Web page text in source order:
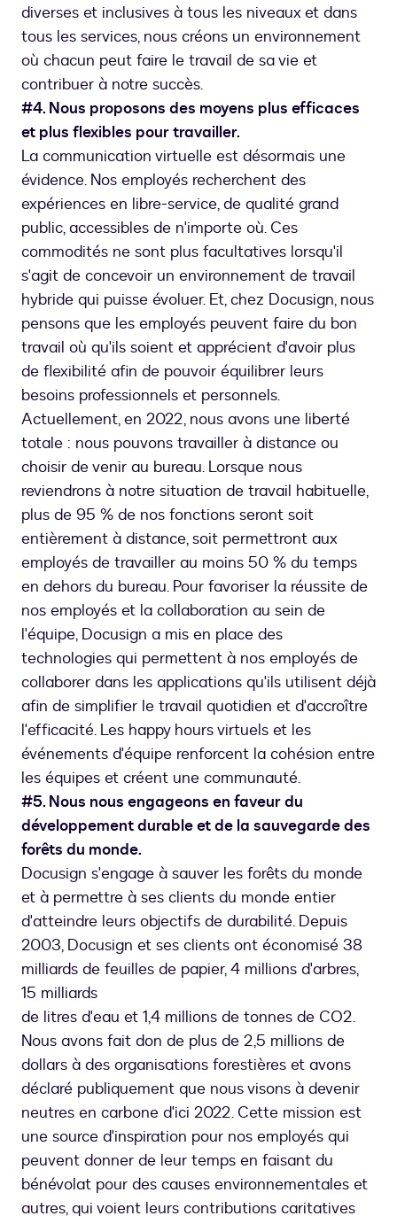
diverses et inclusives à tous les niveaux et dans
tous les services, nous créons un environnement
où chacun peut faire le travail de sa vie et
contribuer à notre succès.
#4. Nous proposons des moyens plus efficaces
et plus flexibles pour travailler.
La communication virtuelle est désormais une
évidence. Nos employés recherchent des
expériences en libre-service, de qualité grand
public, accessibles de n'importe où. Ces
commodités ne sont plus facultatives lorsqu'il
s'agit de concevoir un environnement de travail
hybride qui puisse évoluer. Et, chez Docusign, nous
pensons que les employés peuvent faire du bon
travail où qu'ils soient et apprécient d'avoir plus
de flexibilité afin de pouvoir équilibrer leurs
besoins professionnels et personnels.
Actuellement, en 2022, nous avons une liberté
totale : nous pouvons travailler à distance ou
choisir de venir au bureau. Lorsque nous
reviendrons à notre situation de travail habituelle,
plus de 95 % de nos fonctions seront soit
entièrement à distance, soit permettront aux
employés de travailler au moins 50 % du temps
en dehors du bureau. Pour favoriser la réussite de
nos employés et la collaboration au sein de
l'équipe, Docusign a mis en place des
technologies qui permettent à nos employés de
collaborer dans les applications qu'ils utilisent déjà
afin de simplifier le travail quotidien et d'accroître
l'efficacité. Les happy hours virtuels et les
événements d'équipe renforcent la cohésion entre
les équipes et créent une communauté.
#5. Nous nous engageons en faveur du
développement durable et de la sauvegarde des
forêts du monde.
Docusign s'engage à sauver les forêts du monde
et à permettre à ses clients du monde entier
d'atteindre leurs objectifs de durabilité. Depuis
2003, Docusign et ses clients ont économisé 38
milliards de feuilles de papier, 4 millions d'arbres,
15 milliards
de litres d'eau et 1,4 millions de tonnes de CO2.
Nous avons fait don de plus de 2,5 millions de
dollars à des organisations forestières et avons
déclaré publiquement que nous visons à devenir
neutres en carbone d'ici 2022. Cette mission est
une source d'inspiration pour nos employés qui
peuvent donner de leur temps en faisant du
bénévolat pour des causes environnementales et
autres, qui voient leurs contributions caritatives